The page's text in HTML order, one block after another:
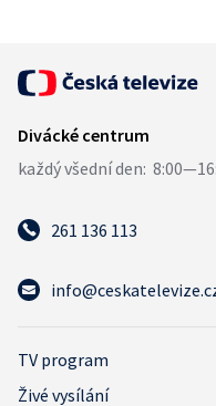
261 136 113
TV program
Živé vysílání